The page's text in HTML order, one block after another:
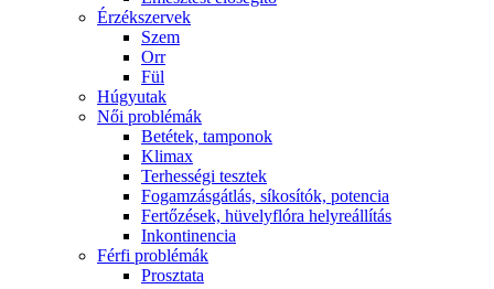
Érzékszervek
Szem
Orr
Fül
Húgyutak
Női problémák
Betétek, tamponok
Klimax
Terhességi tesztek
Fogamzásgátlás, síkosítók, potencia
Fertőzések, hüvelyflóra helyreállítás
Inkontinencia
Férfi problémák
Prosztata